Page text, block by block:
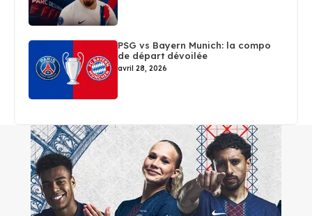
PSG vs Bayern Munich: la compo
de départ dévoilée
avril 28, 2026